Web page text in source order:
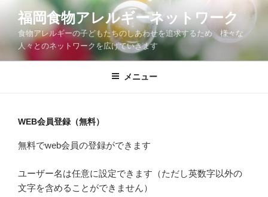
ツ
福岡食物アレルギーネットワーク
食物アレルギーの子どもたちのしあわせを追求するため 様々な
人々とのネットワークを広げていきます
メニュー
WEB会員登録（無料）
無料でweb会員の登録ができます
ユーザー名は任意に設定できます（ただし英数字以外の
文字を含めることができません）